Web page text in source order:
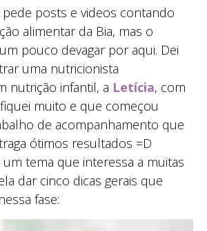
posts e videos contando
alimentar da Bia, mas o
pouco devagar por aqui. Dei
uma nutricionista
nutrição infantil, a Letícia, com
muito e que começou
de acompanhamento que
ótimos resultados =D
tema que interessa a muitas
dar cinco dicas gerais que
fase: